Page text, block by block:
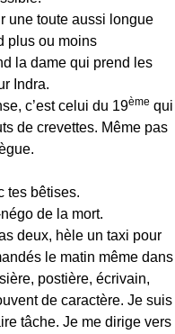
une toute aussi longue
plus ou moins
la dame qui prend les
Indra.
c’est celui du 19ème qui
de crevettes. Même pas
tes bêtises.
de la mort.
deux, hèle un taxi pour
le matin même dans
postière, écrivain,
de caractère. Je suis
tâche. Je me dirige vers